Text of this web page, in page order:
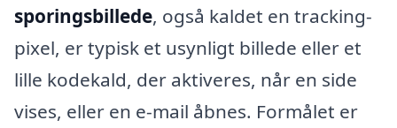
sporingsbillede, også kaldet en tracking-
pixel, er typisk et usynligt billede eller et
lille kodekald, der aktiveres, når en side
vises, eller en e-mail åbnes. Formålet er